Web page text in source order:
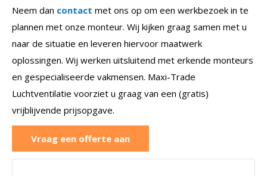
Neem dan contact met ons op om een werkbezoek in te
plannen met onze monteur. Wij kijken graag samen met u
naar de situatie en leveren hiervoor maatwerk
oplossingen. Wij werken uitsluitend met erkende monteurs
en gespecialiseerde vakmensen. Maxi-Trade
Luchtventilatie voorziet u graag van een (gratis)
vrijblijvende prijsopgave.
Vraag een offerte aan